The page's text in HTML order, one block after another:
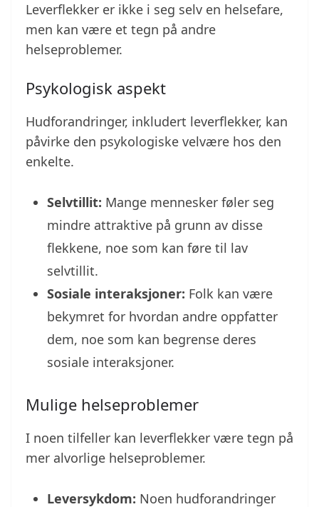
Leverflekker er ikke i seg selv en helsefare,
men kan være et tegn på andre
helseproblemer.
Psykologisk aspekt
Hudforandringer, inkludert leverflekker, kan
påvirke den psykologiske velvære hos den
enkelte.
Selvtillit: Mange mennesker føler seg
mindre attraktive på grunn av disse
flekkene, noe som kan føre til lav
selvtillit.
Sosiale interaksjoner: Folk kan være
bekymret for hvordan andre oppfatter
dem, noe som kan begrense deres
sosiale interaksjoner.
Mulige helseproblemer
I noen tilfeller kan leverflekker være tegn på
mer alvorlige helseproblemer.
Leversykdom: Noen hudforandringer